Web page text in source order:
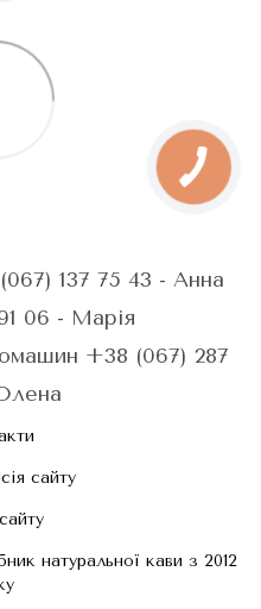
137 75 43 - Анна
06 - Марія
+38 (067) 287
сайту
натуральної кави з 2012